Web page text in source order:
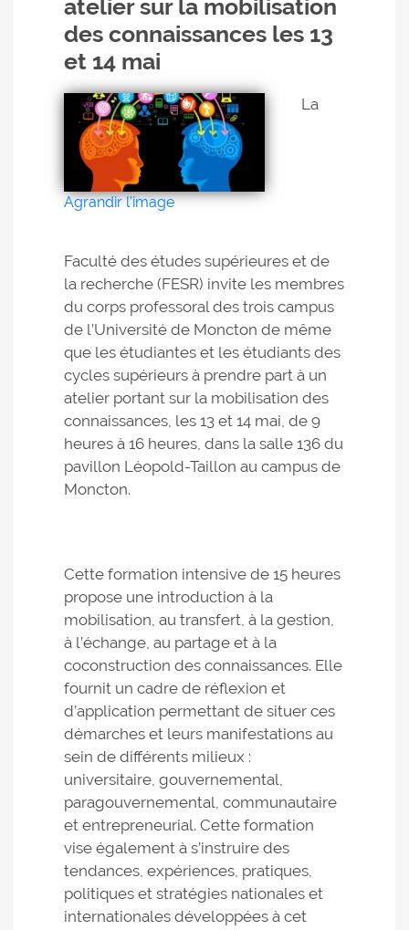
atelier sur la mobilisation
des connaissances les 13
et 14 mai
Agrandir l'image
La
Faculté des études supérieures et de
la recherche (FESR) invite les membres
du corps professoral des trois campus
de l’Université de Moncton de même
que les étudiantes et les étudiants des
cycles supérieurs à prendre part à un
atelier portant sur la mobilisation des
connaissances, les 13 et 14 mai, de 9
heures à 16 heures, dans la salle 136 du
pavillon Léopold-Taillon au campus de
Moncton.
Cette formation intensive de 15 heures
propose une introduction à la
mobilisation, au transfert, à la gestion,
à l’échange, au partage et à la
coconstruction des connaissances. Elle
fournit un cadre de réflexion et
d’application permettant de situer ces
démarches et leurs manifestations au
sein de différents milieux :
universitaire, gouvernemental,
paragouvernemental, communautaire
et entrepreneurial. Cette formation
vise également à s’instruire des
tendances, expériences, pratiques,
politiques et stratégies nationales et
internationales développées à cet